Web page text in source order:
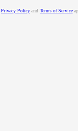
Privacy Policy and Terms of Service